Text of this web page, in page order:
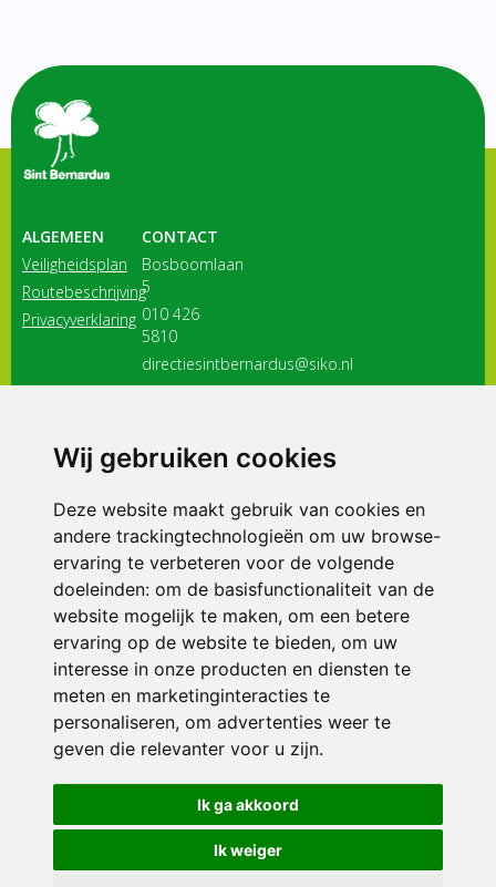
Wij gebruiken cookies
Deze website maakt gebruik van cookies en
andere trackingtechnologieën om uw browse-
ervaring te verbeteren voor de volgende
doeleinden: om de basisfunctionaliteit van de
website mogelijk te maken, om een betere
ervaring op de website te bieden, om uw
interesse in onze producten en diensten te
meten en marketinginteracties te
personaliseren, om advertenties weer te
geven die relevanter voor u zijn.
Ik ga akkoord
Ik weiger
ALGEMEEN
Veiligheidsplan
Routebeschrijving
Privacyverklaring
CONTACT
Bosboomlaan
5
010 426
5810
directiesintbernardus@siko.nl
3116 JB
ONDERDEEL VAN
© 2026 Sint Bernardus | Alle rechten voorbehouden
Privacy policy|Disclaimer| Klachtenregeling|RSIN en Anbi
voorkeuren
Crealisatie The MindOffice